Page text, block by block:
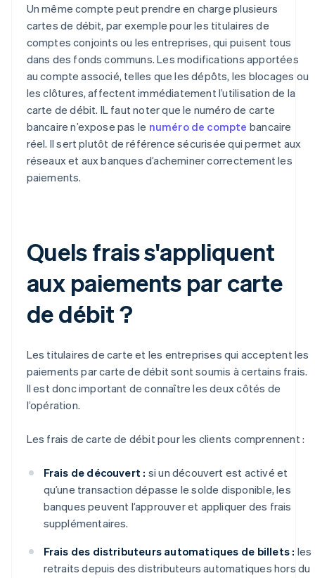
Un même compte peut prendre en charge plusieurs
cartes de débit, par exemple pour les titulaires de
comptes conjoints ou les entreprises, qui puisent tous
dans des fonds communs. Les modifications apportées
au compte associé, telles que les dépôts, les blocages ou
les clôtures, affectent immédiatement l’utilisation de la
carte de débit. IL faut noter que le numéro de carte
bancaire n’expose pas le numéro de compte bancaire
réel. Il sert plutôt de référence sécurisée qui permet aux
réseaux et aux banques d’acheminer correctement les
paiements.
Quels frais s'appliquent
aux paiements par carte
de débit ?
Les titulaires de carte et les entreprises qui acceptent les
paiements par carte de débit sont soumis à certains frais.
Il est donc important de connaître les deux côtés de
l’opération.
Les frais de carte de débit pour les clients comprennent :
Frais de découvert : si un découvert est activé et
qu’une transaction dépasse le solde disponible, les
banques peuvent l’approuver et appliquer des frais
supplémentaires.
Frais des distributeurs automatiques de billets : les
retraits depuis des distributeurs automatiques hors du